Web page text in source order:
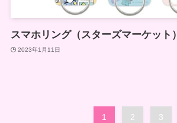
スマホリング（スターズマーケット）
2023年1月11日
1 2 3